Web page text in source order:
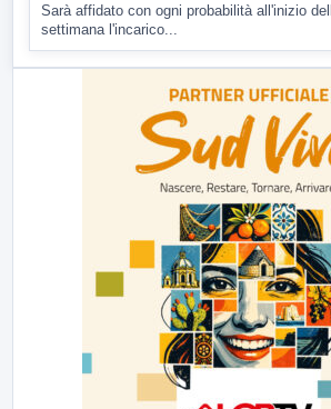
Sarà affidato con ogni probabilità all'inizio
settimana l'incarico...